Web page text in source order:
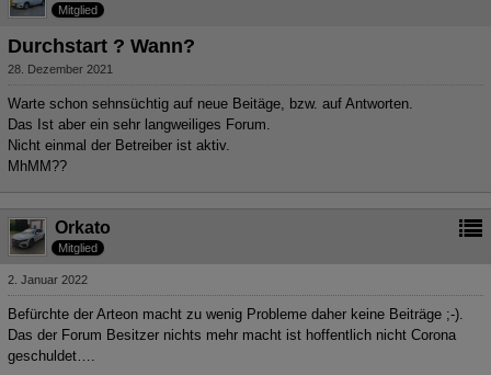
Mitglied
Durchstart ? Wann?
28. Dezember 2021
Warte schon sehnsüchtig auf neue Beitäge, bzw. auf Antworten.
Das Ist aber ein sehr langweiliges Forum.
Nicht einmal der Betreiber ist aktiv.
MhMM??
Orkato
Mitglied
2. Januar 2022
Befürchte der Arteon macht zu wenig Probleme daher keine Beiträge ;-).
Das der Forum Besitzer nichts mehr macht ist hoffentlich nicht Corona
geschuldet….